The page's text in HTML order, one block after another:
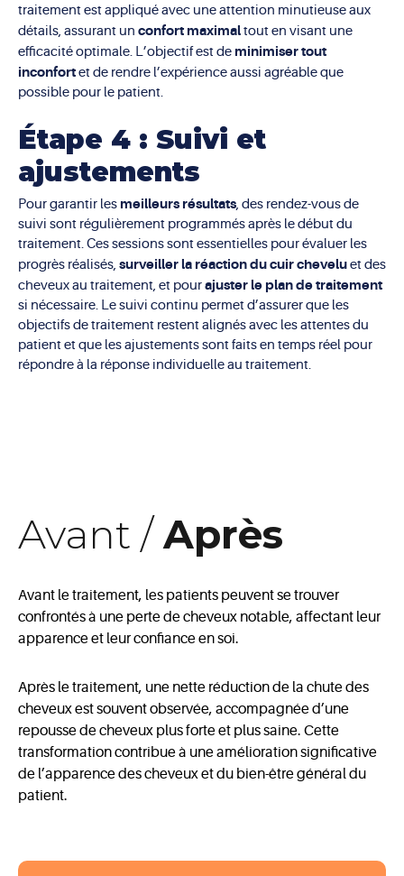
traitement est appliqué avec une attention minutieuse aux
détails, assurant un confort maximaltout en visant une
efficacité optimale. L’objectif est de minimiser tout
inconfortet de rendre l’expérience aussi agréable que
possible pour le patient.
Étape 4 : Suivi et
ajustements
Pour garantir les meilleurs résultats, des rendez-vous de
suivi sont régulièrement programmés après le début du
traitement. Ces sessions sont essentielles pour évaluer les
progrès réalisés, surveiller la réaction du cuir cheveluet des
cheveux au traitement, et pourajuster le plan de traitement
si nécessaire. Le suivi continu permet d’assurer que les
objectifs de traitement restent alignés avec les attentes du
patient et que les ajustements sont faits en temps réel pour
répondre à la réponse individuelle au traitement.
Avant /Après
Avant le traitement, les patients peuvent se trouver
confrontés à une perte de cheveux notable, affectant leur
apparence et leur confiance en soi.
Après le traitement, une nette réduction de la chute des
cheveux est souvent observée, accompagnée d’une
repousse de cheveux plus forte et plus saine. Cette
transformation contribue à une amélioration significative
de l’apparence des cheveux et du bien-être général du
patient.